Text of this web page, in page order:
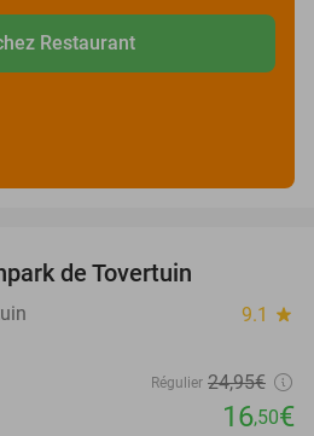
Restaurant
de Tovertuin
9.1 star
Régulier 24,95€
16,50€